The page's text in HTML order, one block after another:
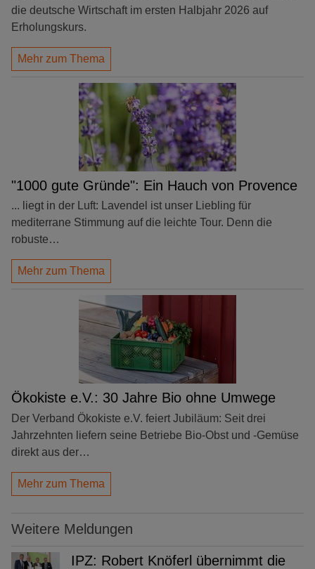
die deutsche Wirtschaft im ersten Halbjahr 2026 auf
Erholungskurs.
Mehr zum Thema
"1000 gute Gründe": Ein Hauch von Provence
... liegt in der Luft: Lavendel ist unser Liebling für
mediterrane Stimmung auf die leichte Tour. Denn die
robuste…
Mehr zum Thema
Ökokiste e.V.: 30 Jahre Bio ohne Umwege
Der Verband Ökokiste e.V. feiert Jubiläum: Seit drei
Jahrzehnten liefern seine Betriebe Bio-Obst und -Gemüse
direkt aus der…
Mehr zum Thema
Weitere Meldungen
IPZ: Robert Knöferl übernimmt die